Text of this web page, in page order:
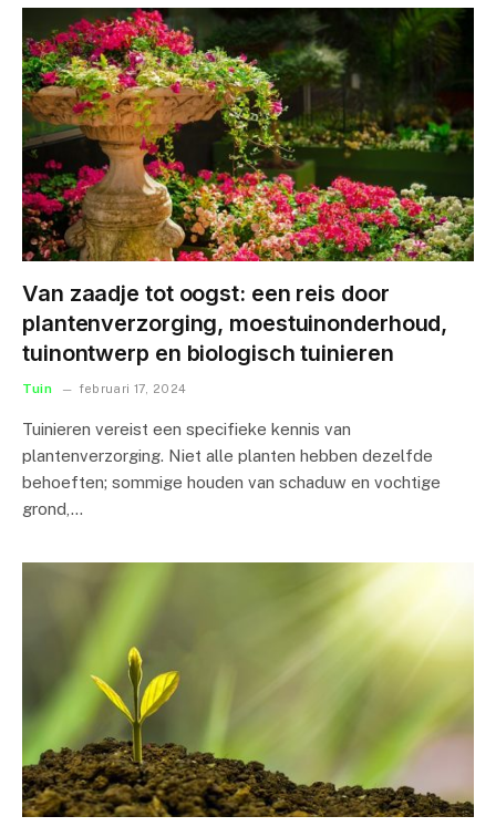
Van zaadje tot oogst: een reis door
plantenverzorging, moestuinonderhoud,
tuinontwerp en biologisch tuinieren
Tuin februari 17, 2024
Tuinieren vereist een specifieke kennis van
plantenverzorging. Niet alle planten hebben dezelfde
behoeften; sommige houden van schaduw en vochtige
grond,…